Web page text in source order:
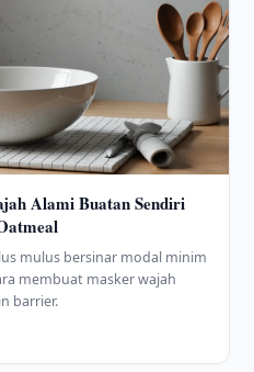
Alami Buatan Sendiri
mulus bersinar modal minim
membuat masker wajah
barrier.